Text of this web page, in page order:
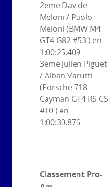
2ème Davide
Meloni / Paolo
Meloni (BMW M4
GT4 G82 #53 ) en
1:00:25.409
3ème Julien Piguet
/ Alban Varutti
(Porsche 718
Cayman GT4 RS CS
#10 ) en
1:00:30.876
Classement Pro-